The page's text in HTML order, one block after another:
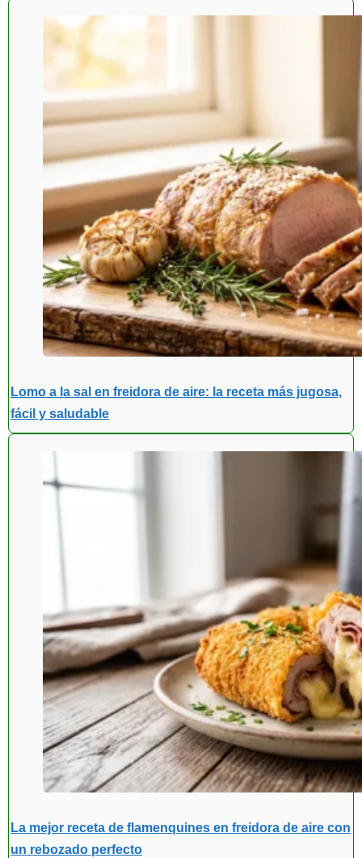
Lomo a la sal en freidora de aire: la receta más jugosa,
fácil y saludable
La mejor receta de flamenquines en freidora de aire con
un rebozado perfecto